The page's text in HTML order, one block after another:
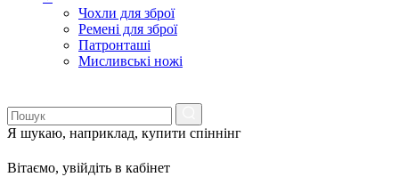
Чохли для зброї
Ремені для зброї
Патронташі
Мисливські ножі
Я шукаю, наприклад, купити спіннінг
Вітаємо, увійдіть в кабінет